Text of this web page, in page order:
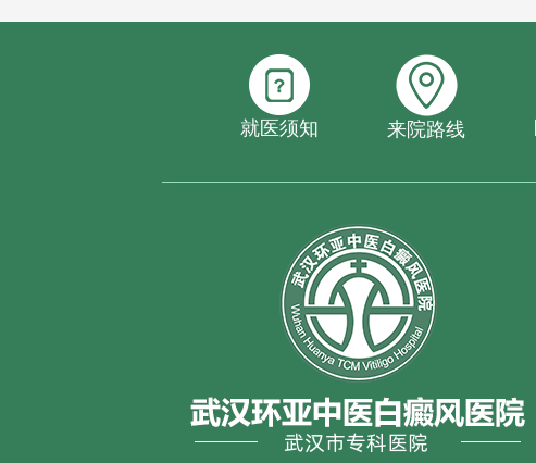
就医须知 来院路线